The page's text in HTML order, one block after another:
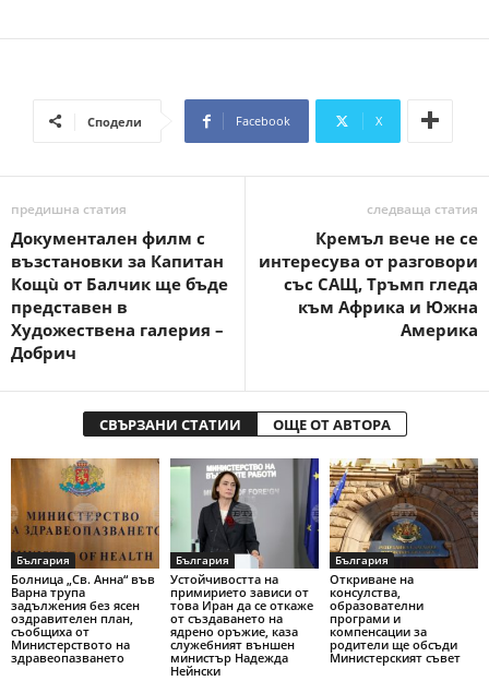
Сподели Facebook X
предишна статия
Документален филм с
възстановки за Капитан
Кощù от Балчик ще бъде
представен в
Художествена галерия –
Добрич
следваща статия
Кремъл вече не се
интересува от разговори
със САЩ, Тръмп гледа
към Африка и Южна
Америка
СВЪРЗАНИ СТАТИИ ОЩЕ ОТ АВТОРА
България
Болница „Св. Анна“ във
Варна трупа
задължения без ясен
оздравителен план,
съобщиха от
Министерството на
здравеопазването
България
Устойчивостта на
примирието зависи от
това Иран да се откаже
от създаването на
ядрено оръжие, каза
служебният външен
министър Надежда
Нейнски
България
Откриване на
консулства,
образователни
програми и
компенсации за
родители ще обсъди
Министерският съвет